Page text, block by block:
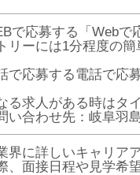
で応募する「Webで
リーには1分程度の簡
応募する電話で応
る求人がある時はタ
い合わせ先：岐阜羽
界に詳しいキャリア
、面接日程や見学希